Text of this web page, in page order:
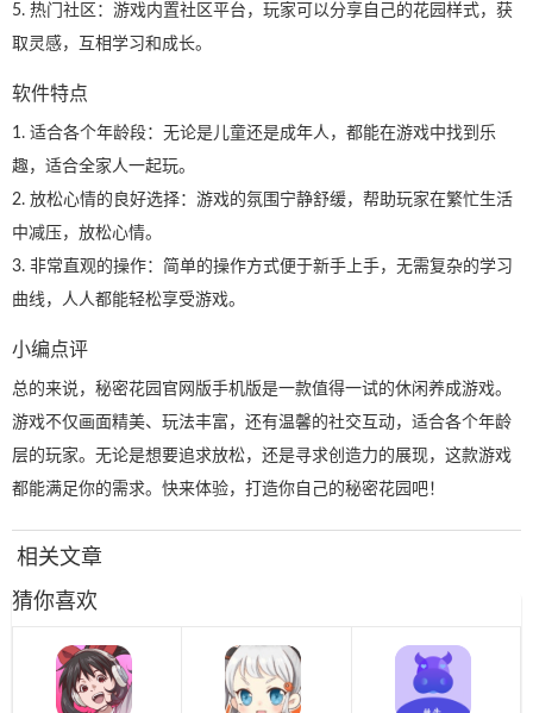
5. 热门社区：游戏内置社区平台，玩家可以分享自己的花园样式，获
取灵感，互相学习和成长。
软件特点
1. 适合各个年龄段：无论是儿童还是成年人，都能在游戏中找到乐
趣，适合全家人一起玩。
2. 放松心情的良好选择：游戏的氛围宁静舒缓，帮助玩家在繁忙生活
中减压，放松心情。
3. 非常直观的操作：简单的操作方式便于新手上手，无需复杂的学习
曲线，人人都能轻松享受游戏。
小编点评
总的来说，秘密花园官网版手机版是一款值得一试的休闲养成游戏。
游戏不仅画面精美、玩法丰富，还有温馨的社交互动，适合各个年龄
层的玩家。无论是想要追求放松，还是寻求创造力的展现，这款游戏
都能满足你的需求。快来体验，打造你自己的秘密花园吧！
相关文章
猜你喜欢